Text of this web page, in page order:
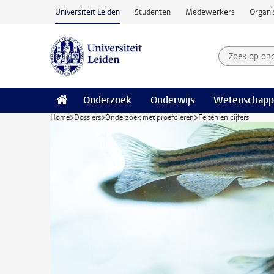
Ga naar hoofdinhoud
Universiteit Leiden Studenten Medewerkers
Zoek op
Zoekterm
Onderzoek Onderwijs
Home Dossiers Onderzoek met proefdieren Feiten en cijfers